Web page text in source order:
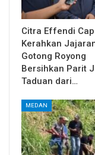
Citra Effendi
Kerahkan
Gotong Royong
Bersihkan Parit
Taduan dari…
MEDAN